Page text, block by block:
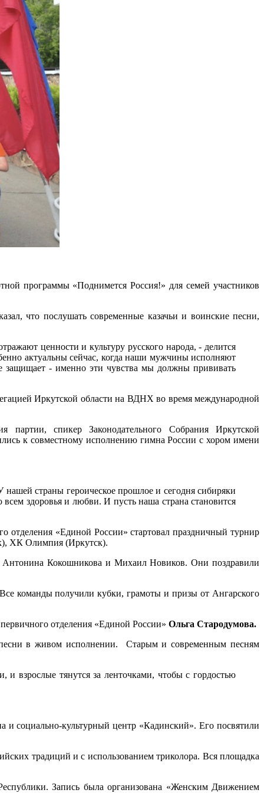
программы «Поднимется Россия!» для семей участников
что послушать современные казачьи и воинские песни,
ценности и культуру русского народа, - делится
актуальны сейчас, когда наши мужчины исполняют
защищает - именно эти чувства мы должны прививать
Иркутской области на ВДНХ во время международной
партии, спикер Законодательного Собрания Иркутской
к совместному исполнению гимна России с хором имени
страны героическое прошлое и сегодня сибиряки
здоровья и любви. И пусть наша страна становится
отделения «Единой России» стартовал праздничный турнир
ХК Олимпия (Иркутск).
Антонина Кокошникова и Михаил Новиков. Они поздравили
команды получили кубки, грамоты и призы от Ангарского
отделения «Единой России» Ольга Стародумова.
песни в живом исполнении. Старым и современным песням
и взрослые тянутся за ленточками, чтобы с гордостью
социально-культурный центр «Кадинский». Его посвятили
традиций и с использованием триколора. Вся площадка
Запись была организована «Женским Движением